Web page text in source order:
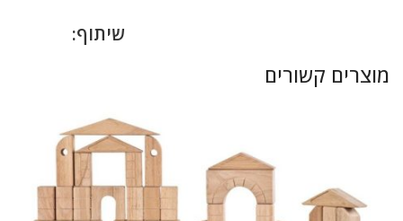
שיתוף:
מוצרים קשורים